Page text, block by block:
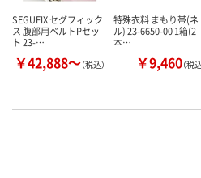
SEGUFIX セグフィック
ス 腹部用ベルトPセッ
ト 23-…
￥42,888～（税込）
特殊衣料 まもり帯(ネ
ル) 23-6650-00 1箱(2
本…
￥9,460（税